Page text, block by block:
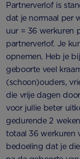
Partnerverlof is
dat je normaal per
uur = 36 werkuren
partnerverlof. Je
opnemen. Heb je
geboorte veel
(schoon)ouders,
die vrije dagen
voor jullie beter
gedurende 2
totaal 36 werkuren
bedoeling dat je